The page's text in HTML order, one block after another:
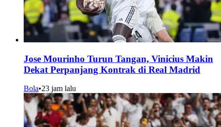
Jose Mourinho Turun Tangan, Vinicius Makin
Dekat Perpanjang Kontrak di Real Madrid
Bola•23 jam lalu